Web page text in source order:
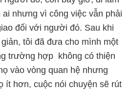
nhưng vì công việc vẫn phải
đối với người đó. Sau khi
tôi đã đưa cho mình một
trường hợp không có thiện
vào vòng quan hệ nhưng
ít hơn, cuộc nói chuyện sẽ rút